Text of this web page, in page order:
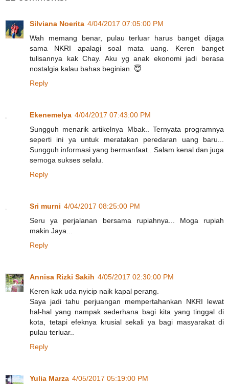
Silviana Noerita 4/04/2017 07:05:00 PM
Wah memang benar, pulau terluar harus banget dijaga
sama NKRI apalagi soal mata uang. Keren banget
tulisannya kak Chay. Aku yg anak ekonomi jadi berasa
nostalgia kalau bahas beginian. 😇
Reply
Ekenemelya 4/04/2017 07:43:00 PM
Sungguh menarik artikelnya Mbak.. Ternyata programnya
seperti ini ya untuk meratakan peredaran uang baru...
Sungguh informasi yang bermanfaat.. Salam kenal dan juga
semoga sukses selalu.
Reply
Sri murni 4/04/2017 08:25:00 PM
Seru ya perjalanan bersama rupiahnya... Moga rupiah
makin Jaya...
Reply
Annisa Rizki Sakih 4/05/2017 02:30:00 PM
Keren kak uda nyicip naik kapal perang.
Saya jadi tahu perjuangan mempertahankan NKRI lewat
hal-hal yang nampak sederhana bagi kita yang tinggal di
kota, tetapi efeknya krusial sekali ya bagi masyarakat di
pulau terluar..
Reply
Yulia Marza 4/05/2017 05:19:00 PM